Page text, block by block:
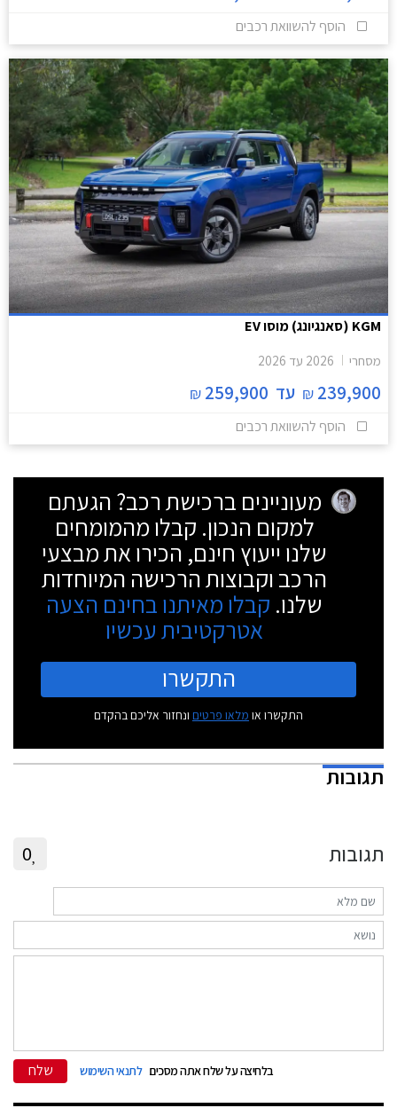
הוסף להשוואת רכבים
KGM (סאנגיונג) מוסו EV
מסחרי 2026 עד 2026
239,900
₪ עד 259,900
₪
הוסף להשוואת רכבים
מעוניינים ברכישת רכב? הגעתם
למקום הנכון. קבלו מהמומחים
שלנו ייעוץ חינם, הכירו את מבצעי
הרכב וקבוצות הרכישה המיוחדות
שלנו. קבלו מאיתנו בחינם הצעה
אטרקטיבית עכשיו
התקשרו
התקשרו או מלאו פרטים ונחזור אליכם בהקדם
תגובות
תגובות 0
בלחיצה על שלח אתה מסכים לתנאי השימוש שלח